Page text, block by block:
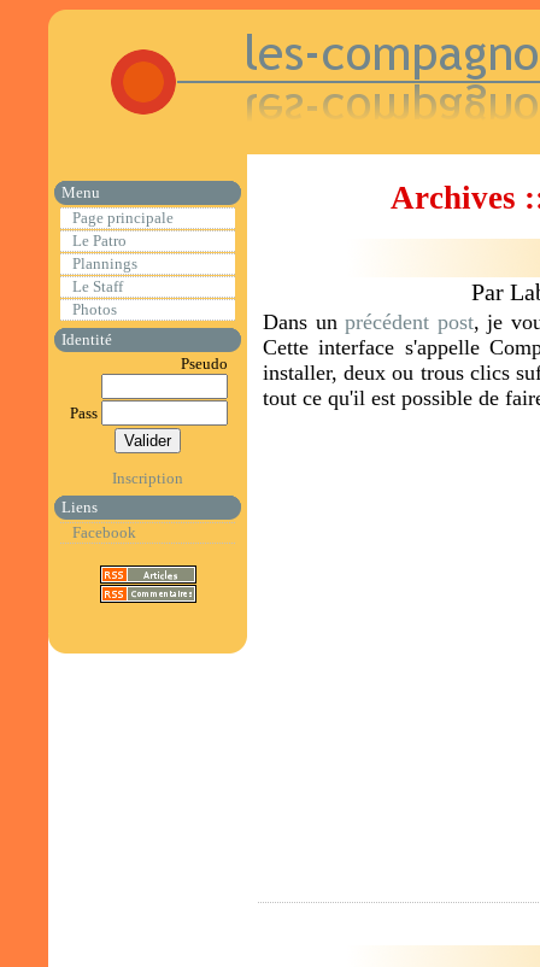
Menu
Page principale
Le Patro
Plannings
Le Staff
Photos
Identité
Pseudo
Pass
Inscription
Liens
Facebook
Archives
Par
Dans un précédent post, je
Cette interface s'appelle
installer, deux ou trous clics
tout ce qu'il est possible de